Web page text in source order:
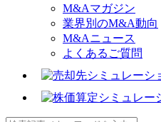
M&Aマガジン
業界別のM&A動向
M&Aニュース
よくあるご質問